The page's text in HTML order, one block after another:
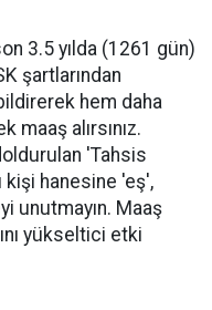
3.5 yılda (1261 gün)
şartlarından
hem daha
alırsınız.
'Tahsis
hanesine 'eş',
unutmayın. Maaş
yükseltici etki